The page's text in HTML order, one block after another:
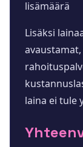
lisämäärä
Lisäksi
laina ei tule